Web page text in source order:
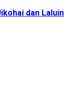
dan Laluin